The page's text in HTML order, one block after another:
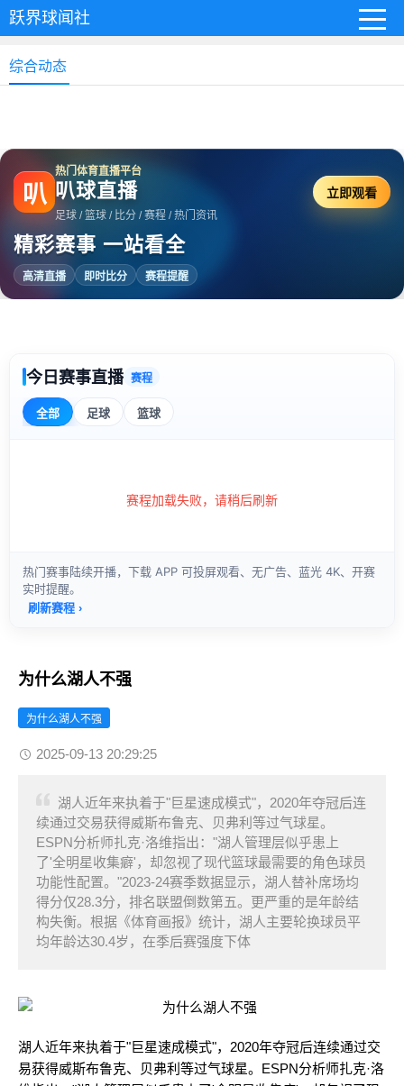
跃界球闻社
综合动态
叭
热门体育直播平台
叭球直播
足球 / 篮球 / 比分 / 赛程 / 热门资讯
精彩赛事 一站看全
高清直播 即时比分 赛程提醒
立即观看
为什么湖人不强
为什么湖人不强
2025-09-13 20:29:25
湖人近年来执着于"巨星速成模式"，2020年夺冠后连
续通过交易获得威斯布鲁克、贝弗利等过气球星。
ESPN分析师扎克·洛维指出："湖人管理层似乎患上
了'全明星收集癖'，却忽视了现代篮球最需要的角色球员
功能性配置。"2023-24赛季数据显示，湖人替补席场均
得分仅28.3分，排名联盟倒数第五。更严重的是年龄结
构失衡。根据《体育画报》统计，湖人主要轮换球员平
均年龄达30.4岁，在季后赛强度下体
湖人近年来执着于"巨星速成模式"，2020年夺冠后连续通过交
易获得威斯布鲁克、贝弗利等过气球星。ESPN分析师扎克·洛